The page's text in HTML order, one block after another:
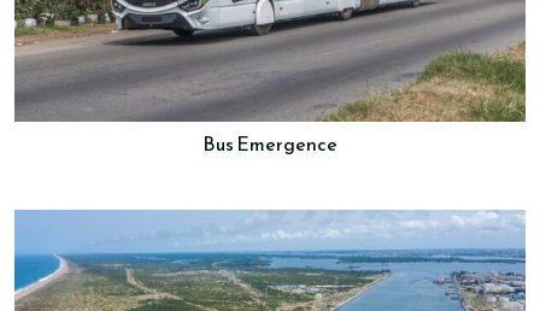
Bus Emergence